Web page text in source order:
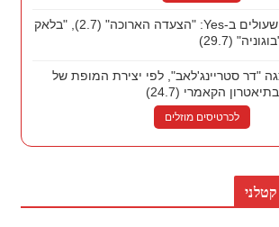
סרטים חדשים שעולים ב-Yes: "הצעדה הארוכה" (2.7), "בלאק
"דר סטריינג'לאב", לפי יצירת המופת של
הקאמרי (24.7)
לכרטיסים מוזלים